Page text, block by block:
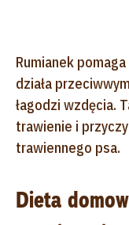
Rumianek
działa
łagodzi wzdęcia.
trawienie i
trawiennego psa.
Dieta